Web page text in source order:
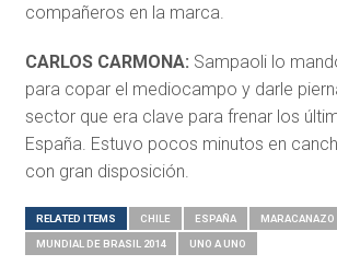
compañeros en la marca.
CARLOS CARMONA: Sampaoli lo
para copar el mediocampo y darle
sector que era clave para frenar los
España. Estuvo pocos minutos en
con gran disposición.
RELATED ITEMS CHILE ESPAÑA MARACANAZO
MUNDIAL DE BRASIL 2014 UNO A UNO